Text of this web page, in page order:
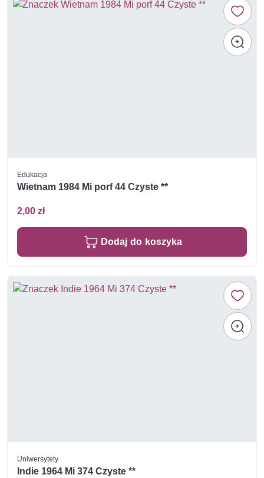
Edukacja
Wietnam 1984 Mi porf 44 Czyste **
2,00 zł
Dodaj do koszyka
Uniwersytety
Indie 1964 Mi 374 Czyste **